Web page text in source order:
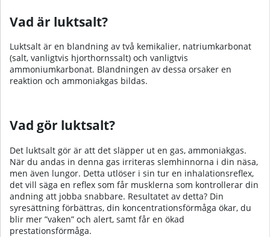
Vad är luktsalt?
Luktsalt är en blandning av två kemikalier, natriumkarbonat
(salt, vanligtvis hjorthornssalt) och vanligtvis
ammoniumkarbonat. Blandningen av dessa orsaker en
reaktion och ammoniakgas bildas.
Vad gör luktsalt?
Det luktsalt gör är att det släpper ut en gas, ammoniakgas.
När du andas in denna gas irriteras slemhinnorna i din näsa,
men även lungor. Detta utlöser i sin tur en inhalationsreflex,
det vill säga en reflex som får musklerna som kontrollerar din
andning att jobba snabbare. Resultatet av detta? Din
syresättning förbättras, din koncentrationsförmåga ökar, du
blir mer ”vaken” och alert, samt får en ökad
prestationsförmåga.